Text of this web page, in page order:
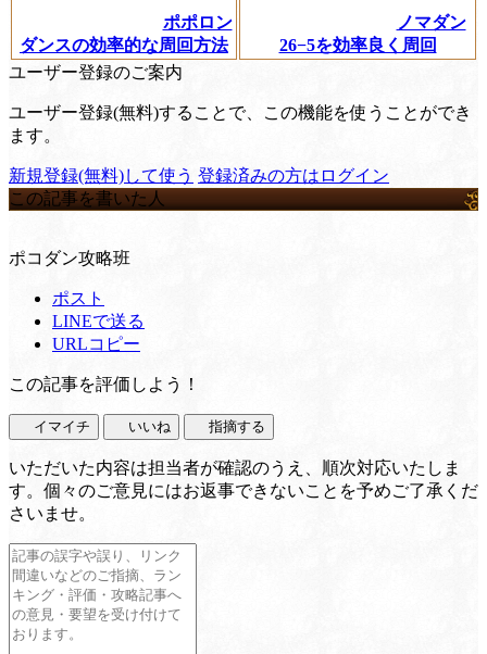
ポポロン
ダンスの効率的な周回方法
ノマダン
26−5を効率良く周回
ユーザー登録のご案内
ユーザー登録(無料)することで、この機能を使うことができ
ます。
新規登録(無料)して使う 登録済みの方はログイン
この記事を書いた人
ポコダン攻略班
ポスト
LINEで送る
URLコピー
この記事を評価しよう！
イマイチ いいね 指摘する
いただいた内容は担当者が確認のうえ、順次対応いたしま
す。個々のご意見にはお返事できないことを予めご了承くだ
さいませ。